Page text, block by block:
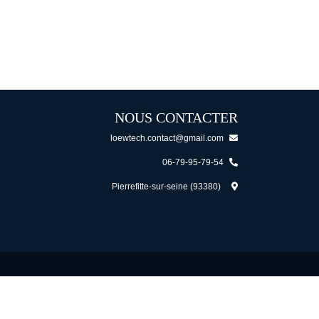
NOUS CONTACTER
loewtech.contact@gmail.com
06-79-95-79-54
Pierrefitte-sur-seine (93380)